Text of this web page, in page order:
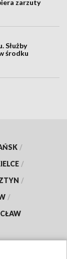
zarzuty
Służby
środku
/
/
/
/